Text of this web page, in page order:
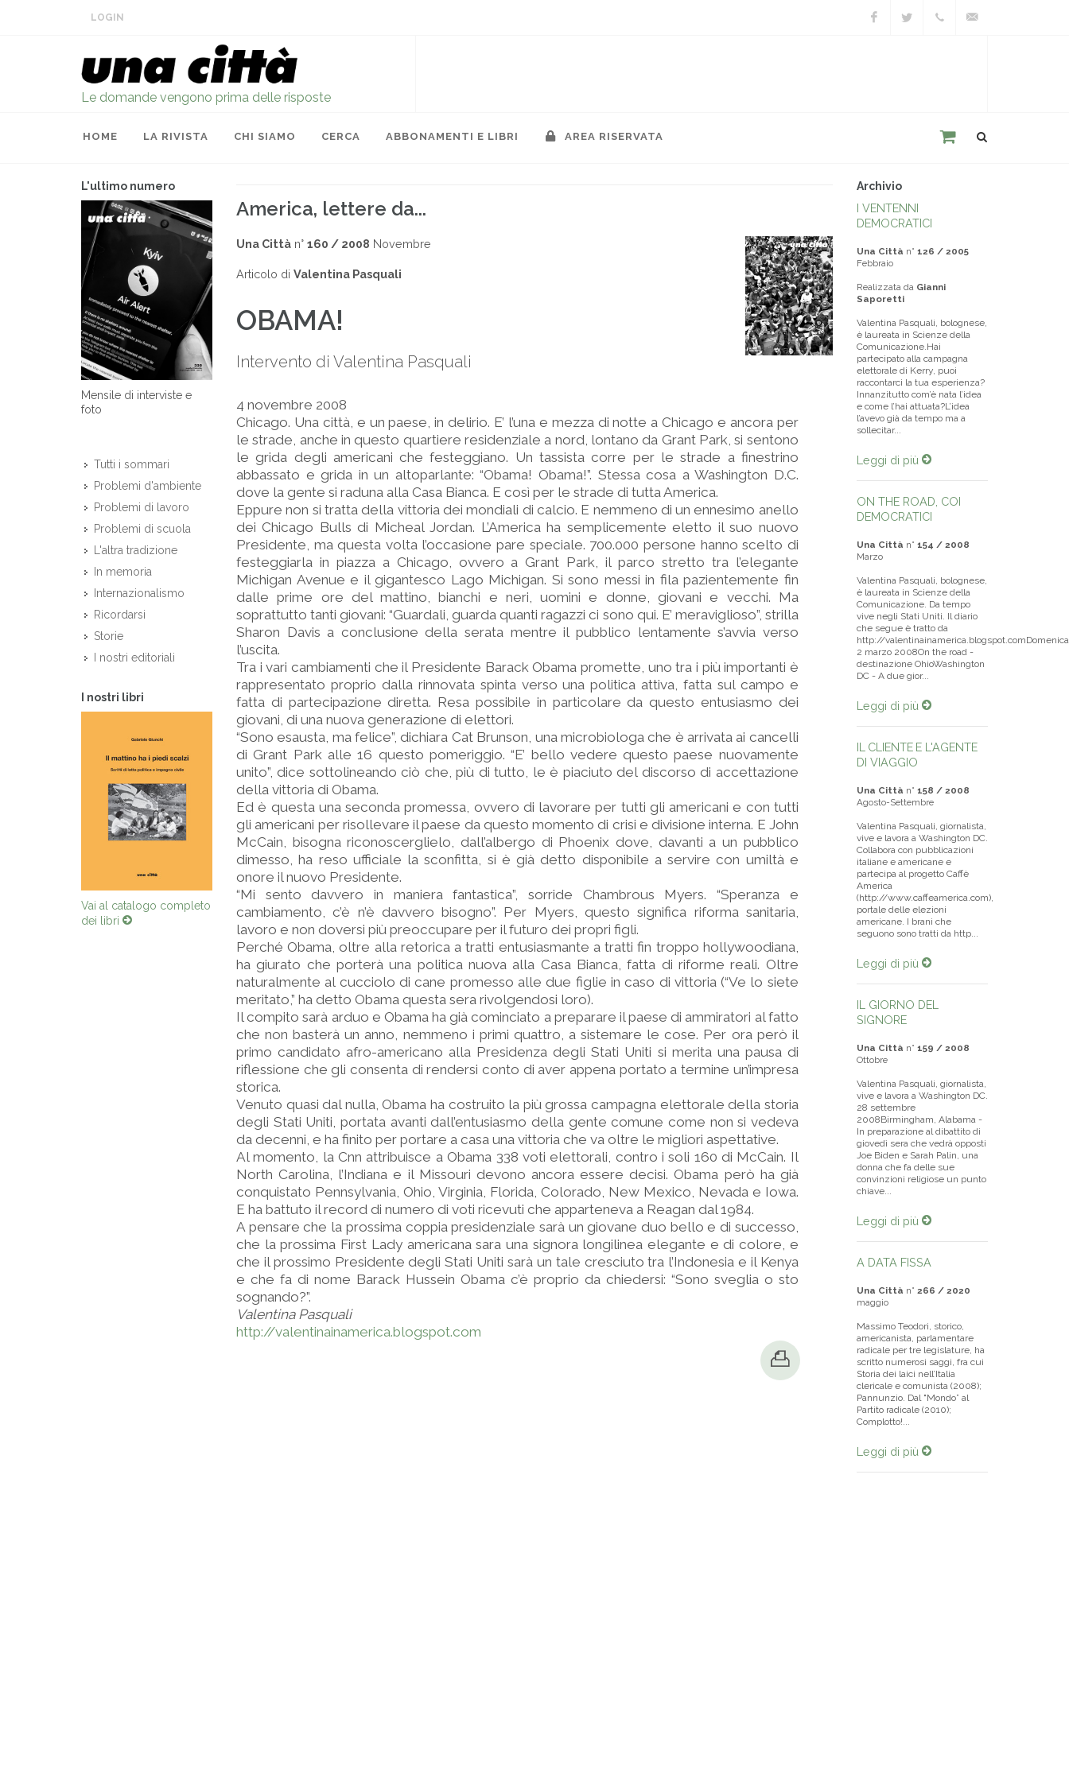
LOGIN
Le domande vengono prima delle risposte
HOME LA RIVISTA CHI SIAMO CERCA ABBONAMENTI E LIBRI AREA RISERVATA
L'ultimo numero
Mensile di interviste e
foto
Tutti i sommari
Problemi d'ambiente
Problemi di lavoro
Problemi di scuola
L'altra tradizione
In memoria
Internazionalismo
Ricordarsi
Storie
I nostri editoriali
I nostri libri
Vai al catalogo completo
dei libri
America, lettere da...
Una Città n° 160 / 2008 Novembre
Articolo di Valentina Pasquali
OBAMA!
Intervento di Valentina Pasquali
4 novembre 2008
Chicago. Una città, e un paese, in delirio. E’ l’una e mezza di notte a Chicago e ancora per
le strade, anche in questo quartiere residenziale a nord, lontano da Grant Park, si sentono
le grida degli americani che festeggiano. Un tassista corre per le strade a finestrino
abbassato e grida in un altoparlante: “Obama! Obama!”. Stessa cosa a Washington D.C.
dove la gente si raduna alla Casa Bianca. E così per le strade di tutta America.
Eppure non si tratta della vittoria dei mondiali di calcio. E nemmeno di un ennesimo anello
dei Chicago Bulls di Micheal Jordan. L’America ha semplicemente eletto il suo nuovo
Presidente, ma questa volta l’occasione pare speciale. 700.000 persone hanno scelto di
festeggiarla in piazza a Chicago, ovvero a Grant Park, il parco stretto tra l’elegante
Michigan Avenue e il gigantesco Lago Michigan. Si sono messi in fila pazientemente fin
dalle prime ore del mattino, bianchi e neri, uomini e donne, giovani e vecchi. Ma
soprattutto tanti giovani: “Guardali, guarda quanti ragazzi ci sono qui. E’ meraviglioso”, strilla
Sharon Davis a conclusione della serata mentre il pubblico lentamente s’avvia verso
l’uscita.
Tra i vari cambiamenti che il Presidente Barack Obama promette, uno tra i più importanti è
rappresentato proprio dalla rinnovata spinta verso una politica attiva, fatta sul campo e
fatta di partecipazione diretta. Resa possibile in particolare da questo entusiasmo dei
giovani, di una nuova generazione di elettori.
“Sono esausta, ma felice”, dichiara Cat Brunson, una microbiologa che è arrivata ai cancelli
di Grant Park alle 16 questo pomeriggio. “E’ bello vedere questo paese nuovamente
unito”, dice sottolineando ciò che, più di tutto, le è piaciuto del discorso di accettazione
della vittoria di Obama.
Ed è questa una seconda promessa, ovvero di lavorare per tutti gli americani e con tutti
gli americani per risollevare il paese da questo momento di crisi e divisione interna. E John
McCain, bisogna riconoscerglielo, dall’albergo di Phoenix dove, davanti a un pubblico
dimesso, ha reso ufficiale la sconfitta, si è già detto disponibile a servire con umiltà e
onore il nuovo Presidente.
“Mi sento davvero in maniera fantastica”, sorride Chambrous Myers. “Speranza e
cambiamento, c’è n’è davvero bisogno”. Per Myers, questo significa riforma sanitaria,
lavoro e non doversi più preoccupare per il futuro dei propri figli.
Perché Obama, oltre alla retorica a tratti entusiasmante a tratti fin troppo hollywoodiana,
ha giurato che porterà una politica nuova alla Casa Bianca, fatta di riforme reali. Oltre
naturalmente al cucciolo di cane promesso alle due figlie in caso di vittoria (“Ve lo siete
meritato,” ha detto Obama questa sera rivolgendosi loro).
Il compito sarà arduo e Obama ha già cominciato a preparare il paese di ammiratori al fatto
che non basterà un anno, nemmeno i primi quattro, a sistemare le cose. Per ora però il
primo candidato afro-americano alla Presidenza degli Stati Uniti si merita una pausa di
riflessione che gli consenta di rendersi conto di aver appena portato a termine un’impresa
storica.
Venuto quasi dal nulla, Obama ha costruito la più grossa campagna elettorale della storia
degli Stati Uniti, portata avanti dall’entusiasmo della gente comune come non si vedeva
da decenni, e ha finito per portare a casa una vittoria che va oltre le migliori aspettative.
Al momento, la Cnn attribuisce a Obama 338 voti elettorali, contro i soli 160 di McCain. Il
North Carolina, l’Indiana e il Missouri devono ancora essere decisi. Obama però ha già
conquistato Pennsylvania, Ohio, Virginia, Florida, Colorado, New Mexico, Nevada e Iowa.
E ha battuto il record di numero di voti ricevuti che apparteneva a Reagan dal 1984.
A pensare che la prossima coppia presidenziale sarà un giovane duo bello e di successo,
che la prossima First Lady americana sara una signora longilinea elegante e di colore, e
che il prossimo Presidente degli Stati Uniti sarà un tale cresciuto tra l’Indonesia e il Kenya
e che fa di nome Barack Hussein Obama c’è proprio da chiedersi: “Sono sveglia o sto
sognando?”.
Valentina Pasquali
http://valentinainamerica.blogspot.com
Archivio
I VENTENNI
DEMOCRATICI
Una Città n° 126 / 2005
Febbraio
Realizzata da Gianni
Saporetti
Valentina Pasquali, bolognese,
è laureata in Scienze della
Comunicazione.Hai
partecipato alla campagna
elettorale di Kerry, puoi
raccontarci la tua esperienza?
Innanzitutto com’è nata l’idea
e come l’hai attuata?L’idea
l’avevo già da tempo ma a
sollecitar...
Leggi di più
ON THE ROAD, COI
DEMOCRATICI
Una Città n° 154 / 2008
Marzo
Valentina Pasquali, bolognese,
è laureata in Scienze della
Comunicazione. Da tempo
vive negli Stati Uniti. Il diario
che segue è tratto da
http://valentinainamerica.blogspot.comDomenica
2 marzo 2008On the road -
destinazione OhioWashington
DC - A due gior...
Leggi di più
IL CLIENTE E L'AGENTE
DI VIAGGIO
Una Città n° 158 / 2008
Agosto-Settembre
Valentina Pasquali, giornalista,
vive e lavora a Washington DC.
Collabora con pubblicazioni
italiane e americane e
partecipa al progetto Caffè
America
(http://www.caffeamerica.com),
portale delle elezioni
americane. I brani che
seguono sono tratti da http...
Leggi di più
IL GIORNO DEL
SIGNORE
Una Città n° 159 / 2008
Ottobre
Valentina Pasquali, giornalista,
vive e lavora a Washington DC.
28 settembre
2008Birmingham, Alabama -
In preparazione al dibattito di
giovedì sera che vedrà opposti
Joe Biden e Sarah Palin, una
donna che fa delle sue
convinzioni religiose un punto
chiave...
Leggi di più
A DATA FISSA
Una Città n° 266 / 2020
maggio
Massimo Teodori, storico,
americanista, parlamentare
radicale per tre legislature, ha
scritto numerosi saggi, fra cui
Storia dei laici nell’Italia
clericale e comunista (2008);
Pannunzio. Dal "Mondo” al
Partito radicale (2010);
Complotto!...
Leggi di più